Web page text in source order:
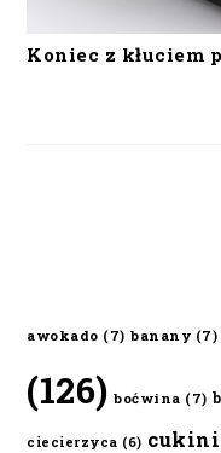
Koniec z kłuciem
awokado (7) banany (7)
(126) boćwina (7)
ciecierzyca (6)